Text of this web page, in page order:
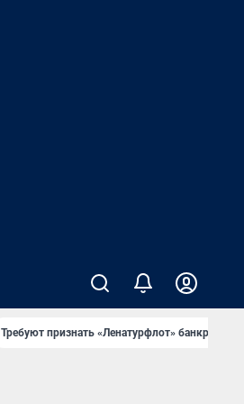
Требуют признать «Ленатурфлот» банкротом